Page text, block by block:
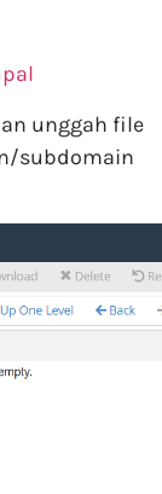
unggah file
subdomain